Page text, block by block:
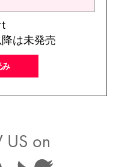
は未発売
み
US on